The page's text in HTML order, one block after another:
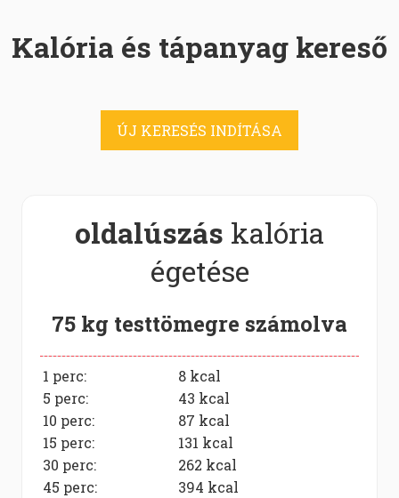
Kalória és tápanyag kereső
ÚJ KERESÉS INDÍTÁSA
oldalúszás kalória
égetése
75 kg testtömegre számolva
1 perc: 8 kcal
5 perc:
43 kcal
10 perc:
87 kcal
15 perc:
131 kcal
30 perc:
262 kcal
45 perc:
394 kcal